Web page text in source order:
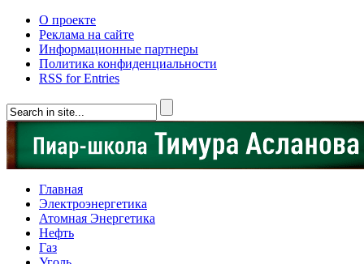
О проекте
Реклама на сайте
Информационные партнеры
Политика конфиденциальности
RSS for Entries
Главная
Электроэнергетика
Атомная Энергетика
Нефть
Газ